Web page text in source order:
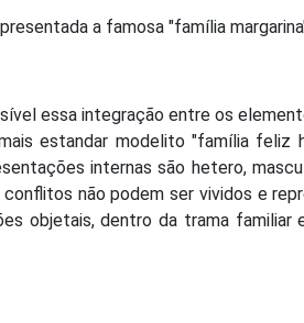
a famosa "família
essa integração entre os
estandar modelito "família feliz
internas são hetero,
não podem ser vividos e
objetais, dentro da trama